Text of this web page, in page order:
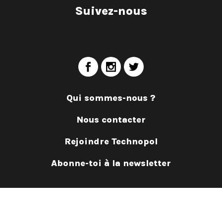
Suivez-nous
Qui sommes-nous ?
Nous contacter
Rejoindre Technopol
Abonne-toi à la newsletter